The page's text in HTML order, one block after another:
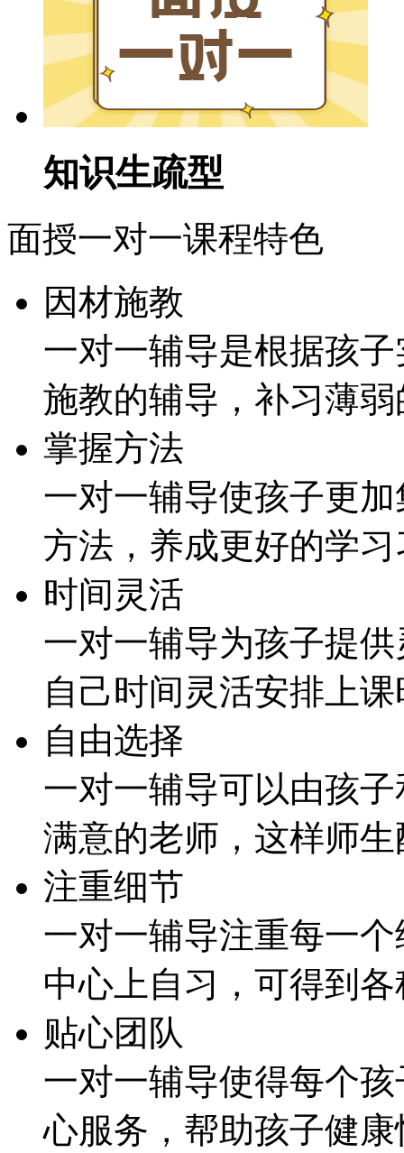
知识生疏型
面授一对一课程特色
因材施教
一对一辅导是根据孩
施教的辅导，补习薄
掌握方法
一对一辅导使孩子更
方法，养成更好的学
时间灵活
一对一辅导为孩子提
自己时间灵活安排上
自由选择
一对一辅导可以由孩
满意的老师，这样师
注重细节
一对一辅导注重每一
中心上自习，可得到
贴心团队
一对一辅导使得每个
心服务，帮助孩子健